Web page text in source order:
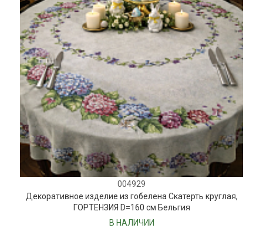
004929
Декоративное изделие из гобелена Скатерть круглая,
ГОРТЕНЗИЯ D=160 см Бельгия
В НАЛИЧИИ